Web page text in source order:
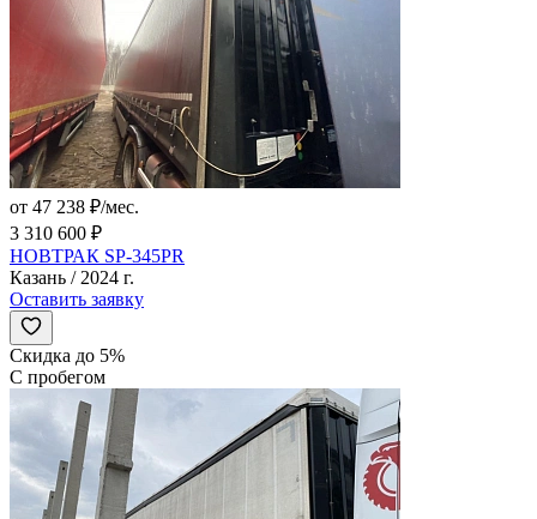
от 47 238 ₽/мес.
3 310 600 ₽
НОВТРАК SP-345PR
Казань / 2024 г.
Оставить заявку
Скидка до 5%
С пробегом